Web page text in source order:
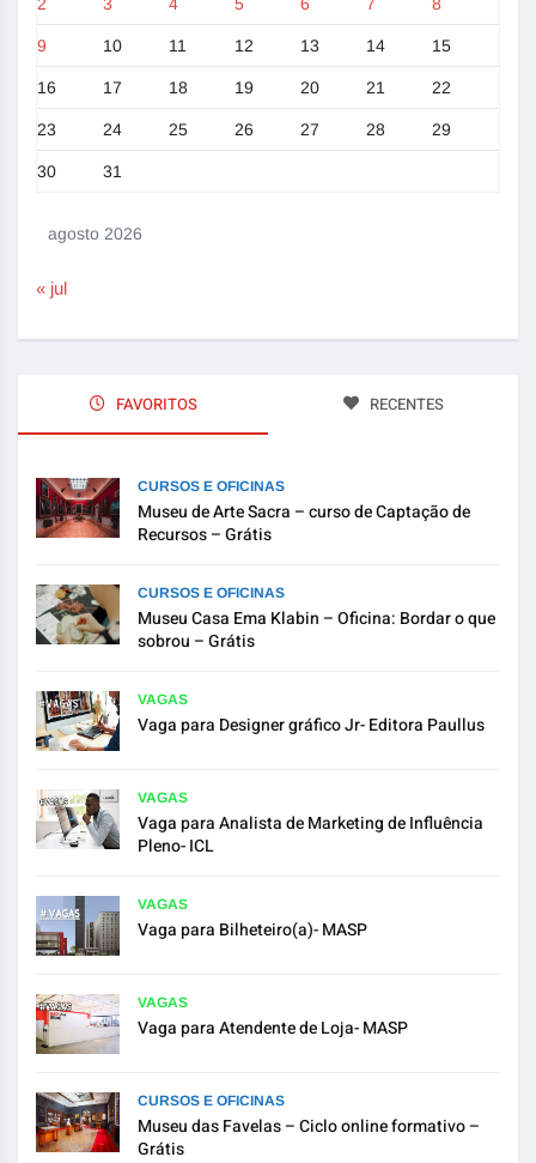
agosto 2026
9 10 11 12 13 14 15
16 17 18 19 20 21 22
23 24 25 26 27 28 29
30 31
« jul
FAVORITOS RECENTES
CURSOS E OFICINAS
Museu de Arte Sacra – curso de Captação de
Recursos – Grátis
CURSOS E OFICINAS
Museu Casa Ema Klabin – Oficina: Bordar o que
sobrou – Grátis
VAGAS
Vaga para Designer gráfico Jr- Editora Paullus
VAGAS
Vaga para Analista de Marketing de Influência
Pleno- ICL
VAGAS
Vaga para Bilheteiro(a)- MASP
VAGAS
Vaga para Atendente de Loja- MASP
CURSOS E OFICINAS
Museu das Favelas – Ciclo online formativo –
Grátis